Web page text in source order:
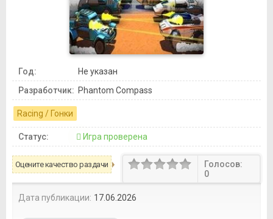
Год:
Не указан
Разработчик: Phantom Compass
Racing / Гонки
Статус: Игра проверена
Оцените качество раздачи
Голосов:
0
Дата публикации: 17.06.2026